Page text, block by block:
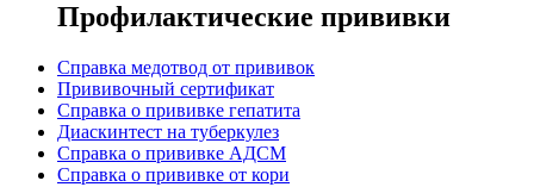
Профилактические прививки
Справка медотвод от прививок
Прививочный сертификат
Cправка о прививке гепатита
Диаскинтест на туберкулез
Справка о прививке АДСМ
Справка о прививке от кори